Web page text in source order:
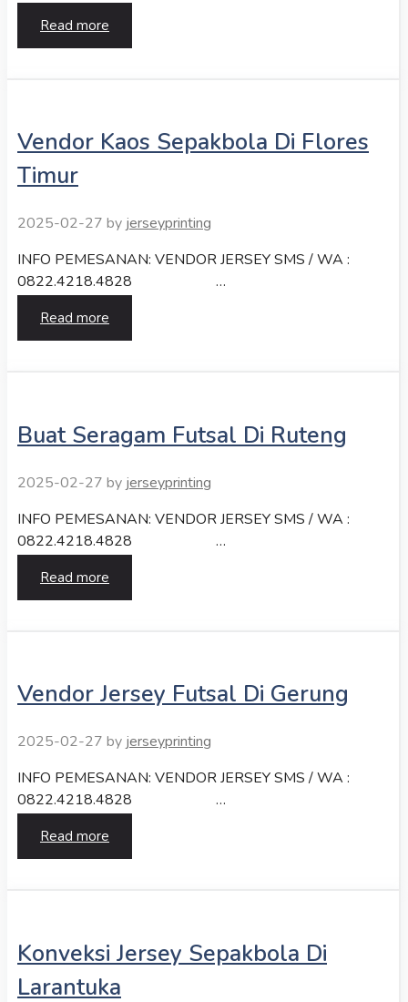
Read more
Vendor Kaos Sepakbola Di Flores
Timur
2025-02-27 by jerseyprinting
INFO PEMESANAN: VENDOR JERSEY SMS / WA :
0822.4218.4828 …
Read more
Buat Seragam Futsal Di Ruteng
2025-02-27 by jerseyprinting
INFO PEMESANAN: VENDOR JERSEY SMS / WA :
0822.4218.4828 …
Read more
Vendor Jersey Futsal Di Gerung
2025-02-27 by jerseyprinting
INFO PEMESANAN: VENDOR JERSEY SMS / WA :
0822.4218.4828 …
Read more
Konveksi Jersey Sepakbola Di
Larantuka